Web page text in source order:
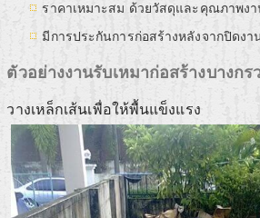
ราคาเหมาะสม ด้วยวัสดุและคุณภาพง
มีการประกันการก่อสร้างหลังจากปิดงา
ตัวอย่างงานรับเหมาก่อสร้างบางกร
วางเหล็กเส้นเพื่อให้พื้นแข็งแรง